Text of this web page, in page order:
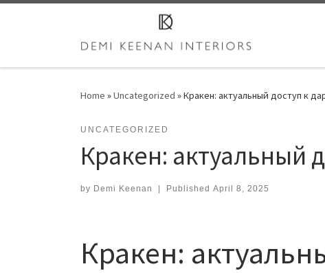
Home »Uncategorized »Кракен: актуальный доступ к
UNCATEGORIZED
Кракен: актуальный
by Demi Keenan | Published April 8, 2025
Кракен: